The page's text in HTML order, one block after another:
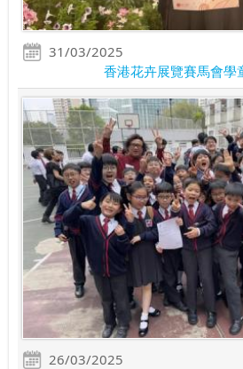
31/03/2025
香港花卉展覽賽馬會學
26/03/2025